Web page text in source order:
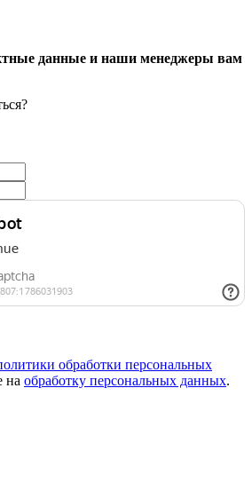
данные и наши менеджеры вам
обработки персональных
на обработку персональных данных.